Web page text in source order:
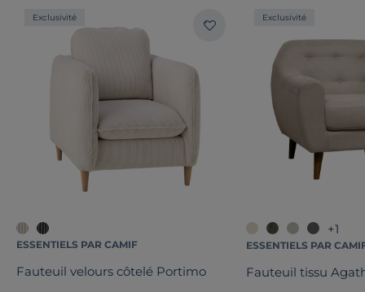
Exclusivité
ESSENTIELS PAR CAMIF
Fauteuil velours côtelé Portimo
Exclusivité
+1
ESSENTIELS PAR
Fauteuil tissu